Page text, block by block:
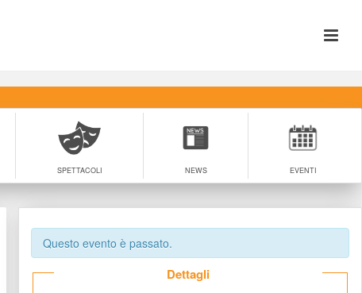
SPETTACOLI NEWS EVENTI
Questo evento è passato.
Dettagli